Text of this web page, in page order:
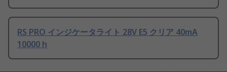
RS PRO インジケータライト 28V E5 クリア 40mA
10000 h